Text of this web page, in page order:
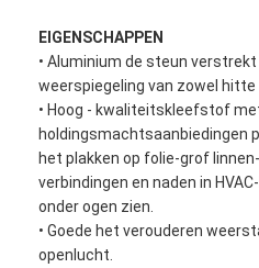
EIGENSCHAPPEN
• Aluminium de steun
weerspiegeling van zowel hitte
• Hoog - kwaliteitskleefstof
holdingsmachtsaanbiedingen
het plakken op folie-grof
verbindingen en naden in
onder ogen zien.
• Goede het verouderen
openlucht.